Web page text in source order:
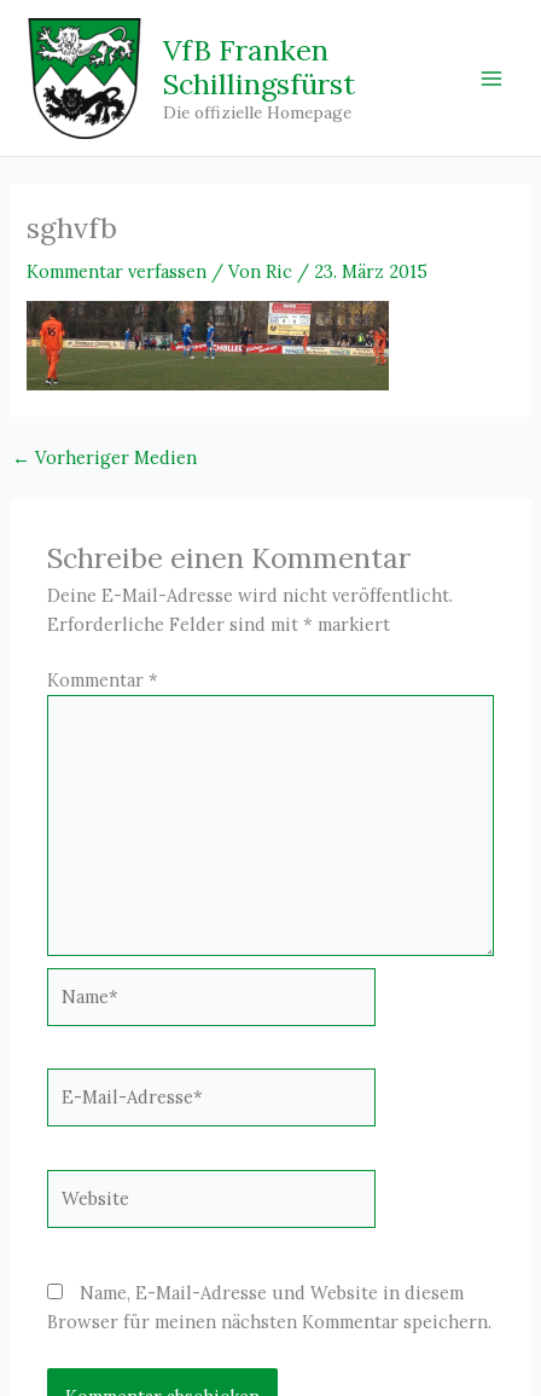
Zum
Inhalt
springen
VfB Franken
Schillingsfürst
Die offizielle Homepage
sghvfb
Kommentar verfassen / VonRic / 23. März 2015
← Vorheriger Medien
Schreibe einen Kommentar
Deine E-Mail-Adresse wird nicht veröffentlicht.
Erforderliche Felder sind mit* markiert
Kommentar*
Mail-
Name, E-Mail-Adresse und Website in diesem
Browser für meinen nächsten Kommentar speichern.